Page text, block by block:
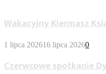
Wakacyjny Kiermasz
1 lipca 202616 lipca 20260
Czerwcowe spotkanie